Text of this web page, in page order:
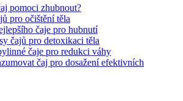
pomoci zhubnout?
pro očištění těla
čaje ⁤pro hubnutí
čajů pro detoxikaci‍ těla
⁢čaje pro redukci váhy
čaj pro dosažení‌ efektivních⁤